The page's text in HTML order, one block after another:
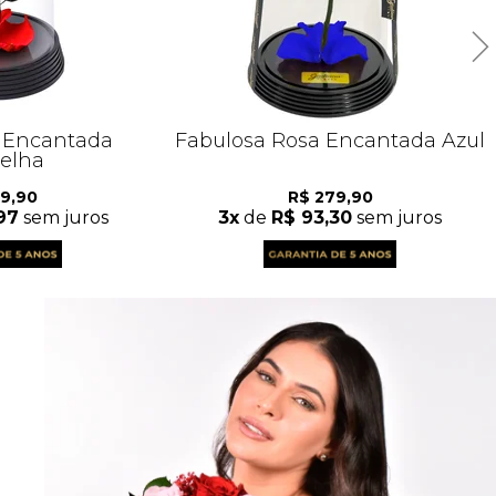
sem juros
Fabulosa Rosa Encantada Azul
R$ 279,90
3x de R$ 93,30 sem juros